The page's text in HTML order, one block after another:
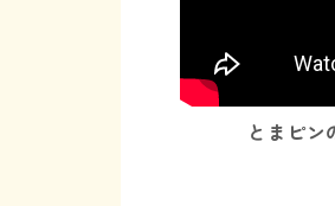
とまピン